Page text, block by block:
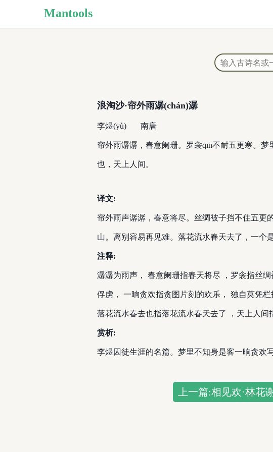
Mantools
浪淘沙·帘外雨潺(chán)潺
李煜(yù) 南唐
帘外雨潺潺，春意阑珊。罗衾qīn不耐五更寒。
也，天上人间。
译文:
帘外雨声潺潺，春意将尽。丝绸被子挡不住五更
山。离别容易再见难。落花流水春天去了，一个
注释:
潺潺为雨声， 春意阑珊指春天将尽 ，罗衾指丝
俘虏， 一晌贪欢指贪图片刻的欢乐， 独自莫凭
落花流水春去也指落花流水春天去了 ，天上人间
赏析:
李煜囚徒生涯的名篇。梦里不知身是客一晌贪欢
上一篇:相见欢·林花